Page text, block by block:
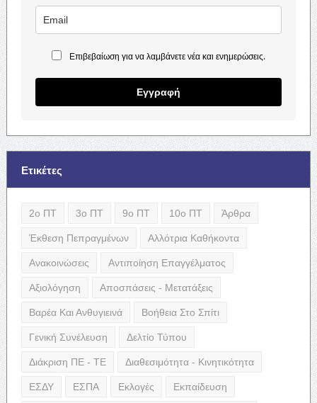
Επιβεβαίωση για να λαμβάνετε νέα και ενημερώσεις.
Εγγραφή
Ετικέτες
2ο ΠΤ 3ο ΠΤ 9ο ΠΤ 10ο ΠΤ Άρθρα
Έκθεση Πεπραγμένων Αλλότρια Καθήκοντα
Ανακοινώσεις Αντιποίηση Επαγγέλματος
Αξιολόγηση Αποσπάσεις - Μετατάξεις
Βαρέα Και Ανθυγιεινά Βοήθεια Στο Σπίτι
Γενική Συνέλευση Δελτίο Τύπου
Διάκριση ΠΕ - ΤΕ Διαθεσιμότητα - Κινητικότητα
ΕΣΔΥ ΕΣΠΑ Εκλογές Εκπαίδευση